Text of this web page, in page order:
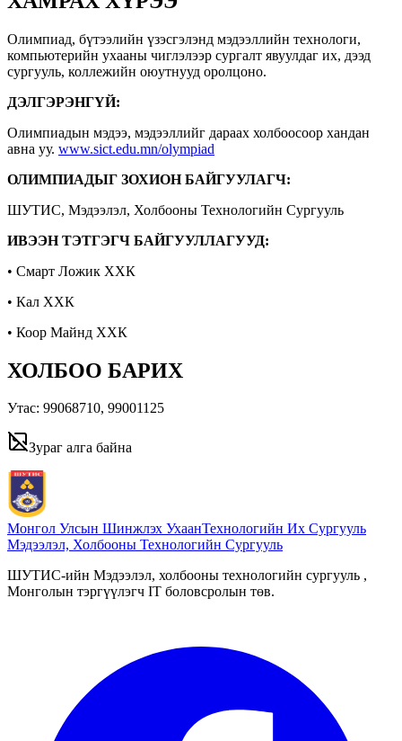
Олимпиад, бүтээлийн үзэсгэлэнд мэдээллийн технологи,
компьютерийн ухааны чиглэлээр сургалт явуулдаг их, дээд
сургууль, коллежийн оюутнууд оролцоно.
ДЭЛГЭРЭНГҮЙ:
Олимпиадын мэдээ, мэдээллийг дараах холбоосоор хандан
авна уу. www.sict.edu.mn/olympiad
ОЛИМПИАДЫГ ЗОХИОН БАЙГУУЛАГЧ:
ШУТИС, Мэдээлэл, Холбооны Технологийн Сургууль
ИВЭЭН ТЭТГЭГЧ БАЙГУУЛЛАГУУД:
• Смарт Ложик ХХК
• Кал ХХК
• Коор Майнд ХХК
ХОЛБОО БАРИХ
Утас: 99068710, 99001125
Зураг алга байна
Монгол Улсын Шинжлэх УхаанТехнологийн Их Сургууль
Мэдээлэл, Холбооны Технологийн Сургууль
ШУТИС-ийн Мэдээлэл, холбооны технологийн сургууль ,
Монголын тэргүүлэгч IT боловсролын төв.